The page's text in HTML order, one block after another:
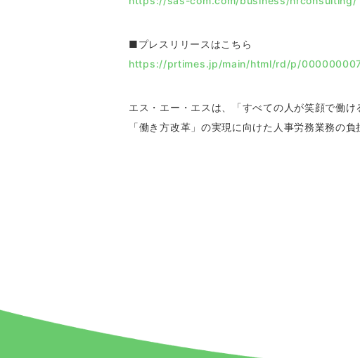
■プレスリリースはこちら
https://prtimes.jp/main/html/rd/p/
エス・エー・エスは、「すべての人が笑顔で働
「働き方改革」の実現に向けた人事労務業務の